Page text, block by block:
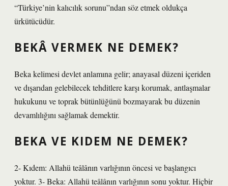
“Türkiye’nin kalıcılık sorunu”ndan söz etmek oldukça
ürkütücüdür.
BEKÂ VERMEK NE DEMEK?
Beka kelimesi devlet anlamına gelir; anayasal düzeni içeriden
ve dışarıdan gelebilecek tehditlere karşı korumak, antlaşmalar
hukukunu ve toprak bütünlüğünü bozmayarak bu düzenin
devamlılığını sağlamak demektir.
BEKA VE KIDEM NE DEMEK?
2- Kıdem: Allahü teâlânın varlığının öncesi ve başlangıcı
yoktur. 3- Beka: Allahü teâlânın varlığının sonu yoktur. Hiçbir